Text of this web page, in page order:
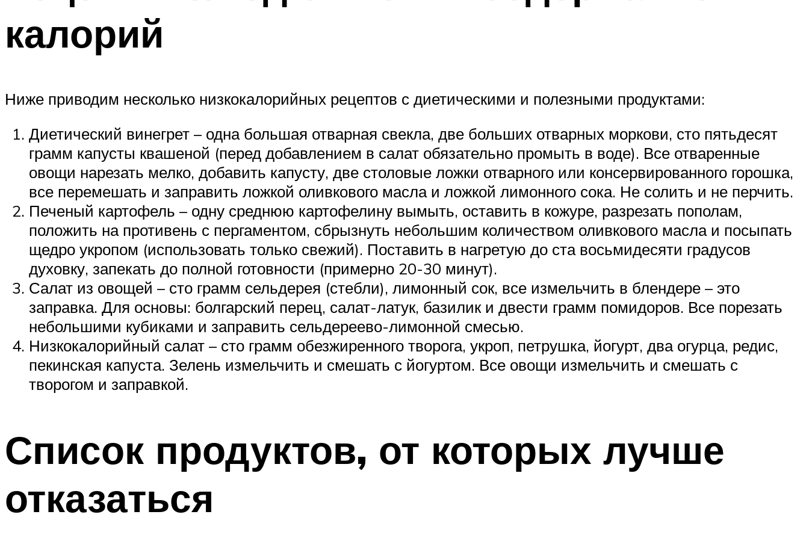
МЕНЮ
калорий
Ниже приводим несколько низкокалорийных рецептов с диетическими и полезными продуктами:
Диетический винегрет – одна большая отварная свекла, две больших отварных моркови, сто пятьдесят
грамм капусты квашеной (перед добавлением в салат обязательно промыть в воде). Все отваренные
овощи нарезать мелко, добавить капусту, две столовые ложки отварного или консервированного горошка,
все перемешать и заправить ложкой оливкового масла и ложкой лимонного сока. Не солить и не перчить.
Печеный картофель – одну среднюю картофелину вымыть, оставить в кожуре, разрезать пополам,
положить на противень с пергаментом, сбрызнуть небольшим количеством оливкового масла и посыпать
щедро укропом (использовать только свежий). Поставить в нагретую до ста восьмидесяти градусов
духовку, запекать до полной готовности (примерно 20-30 минут).
Салат из овощей – сто грамм сельдерея (стебли), лимонный сок, все измельчить в блендере – это
заправка. Для основы: болгарский перец, салат-латук, базилик и двести грамм помидоров. Все порезать
небольшими кубиками и заправить сельдереево-лимонной смесью.
Низкокалорийный салат – сто грамм обезжиренного творога, укроп, петрушка, йогурт, два огурца, редис,
пекинская капуста. Зелень измельчить и смешать с йогуртом. Все овощи измельчить и смешать с
творогом и заправкой.
Список продуктов, от которых лучше
отказаться